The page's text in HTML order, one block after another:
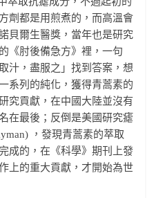
劑都是用煎煮的，而高溫會
貝爾生醫獎，當年也是研究
《肘後備急方》裡，一句
汁，盡服之」找到答案，想
系列的純化，獲得青蒿素的
究貢獻，在中國大陸並沒有
在最後；反倒是美國研究瘧
，發現青蒿素的萃取
成的，在《科學》期刊上發
上的重大貢獻，才開始為世